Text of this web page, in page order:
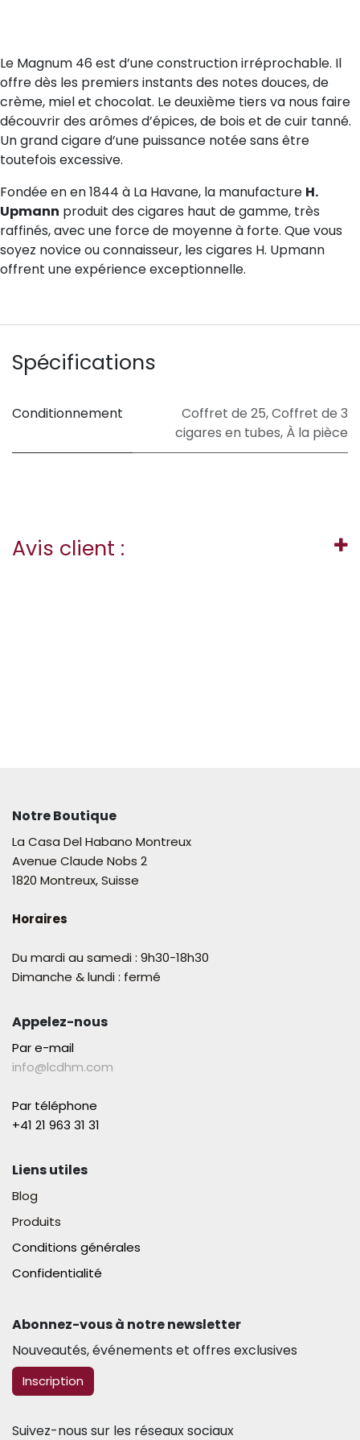
Le Magnum 46 est d’une construction irréprochable. Il
offre dès les premiers instants des notes douces, de
crème, miel et chocolat. Le deuxième tiers va nous faire
découvrir des arômes d’épices, de bois et de cuir tanné.
Un grand cigare d’une puissance notée sans être
toutefois excessive.
Fondée en en 1844 à La Havane, la manufacture H.
Upmann produit des cigares haut de gamme, très
raffinés, avec une force de moyenne à forte. Que vous
soyez novice ou connaisseur, les cigares H. Upmann
offrent une expérience exceptionnelle.
Spécifications
Conditionnement Coffret de 25,Coffret de 3
cigares en tubes, À la pièce
Avis client :
Notre Boutique
La Casa Del Habano Montreux
Avenue Claude Nobs 2
1820 Montreux, Suisse
Horaires
Du mardi au samedi : 9h30-18h30
Dimanche & lundi : fermé
Appelez-nous
Par e-mail
info@lcdhm.com
Par téléphone
+41 21 963 31 31​
Liens utiles
Blog
Produits
Conditions générales
Confidentialité
Abonnez-vous à notre newsletter​
Nouveautés, événements et offres exclusives
​​​​Inscription
Suivez-nous sur les réseaux sociaux